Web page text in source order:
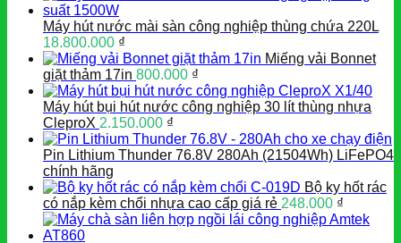
Máy hút nước mài sàn công nghiệp thùng chứa 220L
18.800.000 ₫
Miếng vải Bonnet
giặt thảm 17in 800.000 ₫
Máy hút bụi hút nước công nghiệp 30 lít thùng nhựa
CleproX 2.150.000 ₫
Pin Lithium Thunder 76.8V 280Ah (21504Wh) LiFePO4
chính hãng
Bộ ky hốt rác
có nắp kèm chổi nhựa cao cấp giá rẻ 248.000 ₫